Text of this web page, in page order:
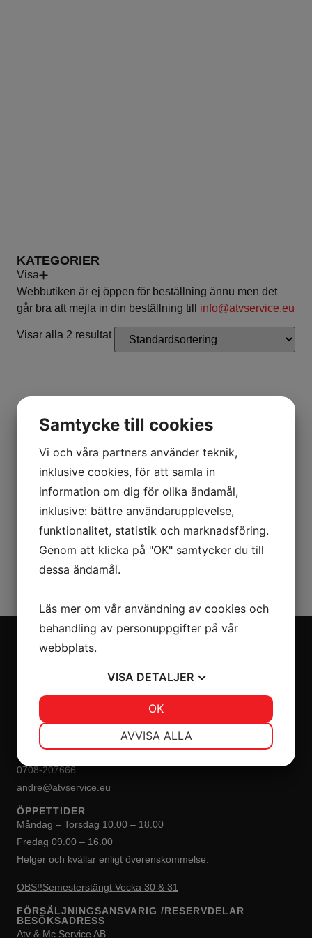
KATEGORIER
Visa
Webbutiken är ej öppen för beställning ännu men det
går bra att mejla in din beställning till info@atvservice.eu
Visar alla 2 resultat
CAN-AM OUTLANDER MAX
139900,00kr
OUTLANDER DPS T ABS 500
(650CC) T3B 2026 GREY
125900,00kr
Lägg till i varukorg
INKÖP/PRODUKTANSVARIG
peter@atvservice.eu
André Blomqvist
0708-207666
andre@atvservice.eu
ÖPPETTIDER
Måndag – Torsdag 10.00 – 18.00
Fredag 09.00 – 16.00
Helger och kvällar enligt överenskommelse.
OBS!!Semesterstängt Vecka 30 & 31
FÖRSÄLJNINGSANSVARIG /RESERVDELAR
BESÖKSADRESS
Atv & Mc Service AB
Samtycke till cookies
Vi och våra partners använder teknik,
inklusive cookies, för att samla in
information om dig för olika ändamål,
inklusive: bättre användarupplevelse,
funktionalitet, statistik och marknadsföring.
Genom att klicka på "OK" samtycker du till
dessa ändamål.
Läs mer om vår användning av cookies och
behandling av personuppgifter på vår
webbplats.
VISA DETALJER
AVVISA ALLA
OK